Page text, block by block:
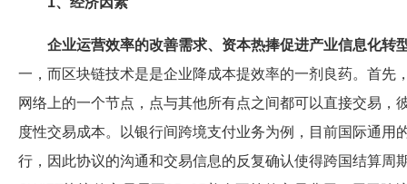
企业运营效率的改善需求、资本热捧促进产业信息化转
一，而区块链技术是是企业降成本提效率的一剂良药。首
网络上的一个节点，点与其他所有点之间都可以直接交易
度性交易成本。以银行间跨境支付业务为例，目前国际通
行，因此协议的沟通和交易信息的反复确认使得跨国结算